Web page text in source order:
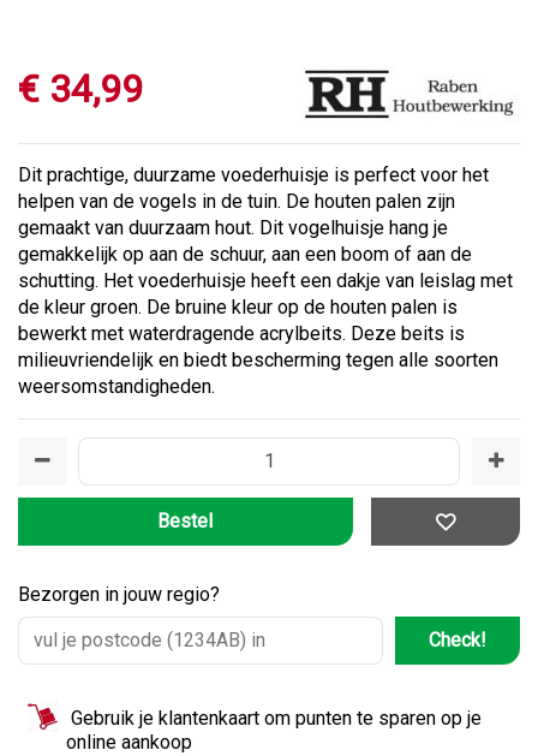
€ 34,99
Dit prachtige, duurzame voederhuisje is perfect voor het
helpen van de vogels in de tuin. De houten palen zijn
gemaakt van duurzaam hout. Dit vogelhuisje hang je
gemakkelijk op aan de schuur, aan een boom of aan de
schutting. Het voederhuisje heeft een dakje van leislag met
de kleur groen. De bruine kleur op de houten palen is
bewerkt met waterdragende acrylbeits. Deze beits is
milieuvriendelijk en biedt bescherming tegen alle soorten
weersomstandigheden.
Bezorgen in jouw regio?
Check!
Gebruik je klantenkaart om punten te sparen op je
online aankoop